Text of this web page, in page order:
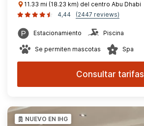
11.33 mi (18.23 km) del centro Abu Dhabi
4,44
(2447 reviews)
Estacionamiento Piscina
Se permiten mascotas Spa
Consultar tarifas
NUEVO EN IHG